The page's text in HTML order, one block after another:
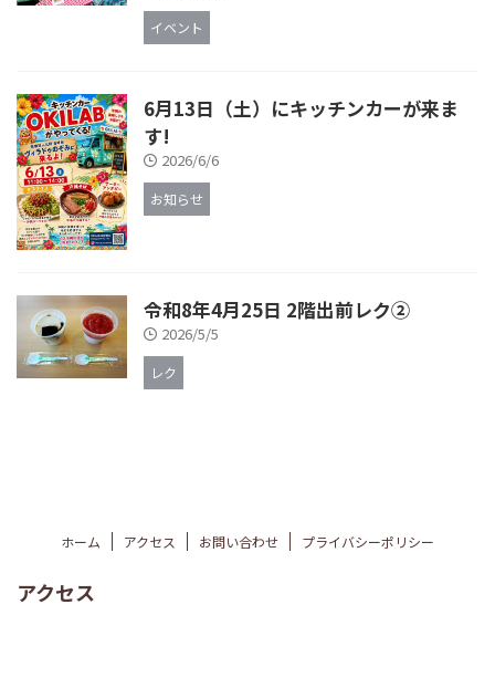
イベント
6月13日（土）にキッチンカーが来ま
す!
2026/6/6
お知らせ
令和8年4月25日 2階出前レク②
2026/5/5
レク
ホーム アクセス お問い合わせ プライバシーポリシー
アクセス